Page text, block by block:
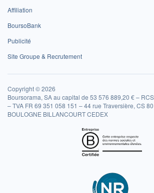
Affiliation
BoursoBank
Publicité
Site Groupe & Recrutement
Copyright © 2026
Boursorama, SA au capital de 53 576 889,20 € –
– TVA FR 69 351 058 151 – 44 rue Traversière, CS
BOULOGNE BILLANCOURT CEDEX